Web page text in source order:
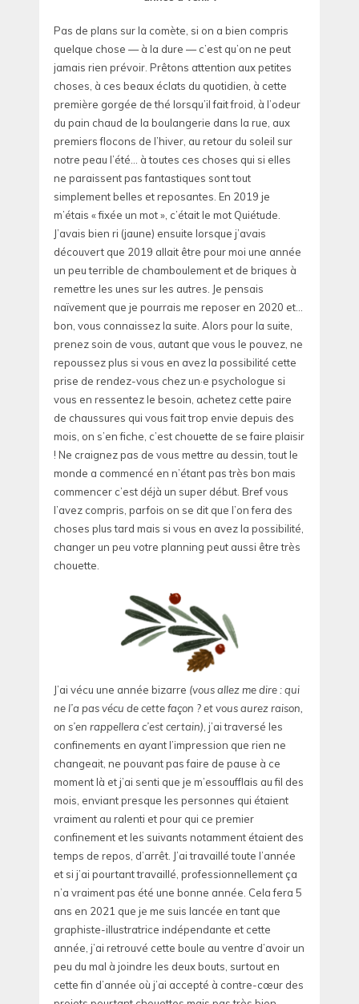
Pas de plans sur la comète, si on a bien compris
quelque chose — à la dure — c’est qu’on ne peut
jamais rien prévoir. Prêtons attention aux petites
choses, à ces beaux éclats du quotidien, à cette
première gorgée de thé lorsqu’il fait froid, à l’odeur
du pain chaud de la boulangerie dans la rue, aux
premiers flocons de l’hiver, au retour du soleil sur
notre peau l’été… à toutes ces choses qui si elles
ne paraissent pas fantastiques sont tout
simplement belles et reposantes. En 2019 je
m’étais « fixée un mot », c’était le mot Quiétude.
J’avais bien ri (jaune) ensuite lorsque j’avais
découvert que 2019 allait être pour moi une année
un peu terrible de chamboulement et de briques à
remettre les unes sur les autres. Je pensais
naïvement que je pourrais me reposer en 2020 et…
bon, vous connaissez la suite. Alors pour la suite,
prenez soin de vous, autant que vous le pouvez, ne
repoussez plus si vous en avez la possibilité cette
prise de rendez-vous chez un·e psychologue si
vous en ressentez le besoin, achetez cette paire
de chaussures qui vous fait trop envie depuis des
mois, on s’en fiche, c’est chouette de se faire plaisir
! Ne craignez pas de vous mettre au dessin, tout le
monde a commencé en n’étant pas très bon mais
commencer c’est déjà un super début. Bref vous
l’avez compris, parfois on se dit que l’on fera des
choses plus tard mais si vous en avez la possibilité,
changer un peu votre planning peut aussi être très
chouette.
J’ai vécu une année bizarre (vous allez me dire : qui
ne l’a pas vécu de cette façon ? et vous aurez raison,
on s’en rappellera c’est certain) , j’ai traversé les
confinements en ayant l’impression que rien ne
changeait, ne pouvant pas faire de pause à ce
moment là et j’ai senti que je m’essoufflais au fil des
mois, enviant presque les personnes qui étaient
vraiment au ralenti et pour qui ce premier
confinement et les suivants notamment étaient des
temps de repos, d’arrêt. J’ai travaillé toute l’année
et si j’ai pourtant travaillé, professionnellement ça
n’a vraiment pas été une bonne année. Cela fera 5
ans en 2021 que je me suis lancée en tant que
graphiste-illustratrice indépendante et cette
année, j’ai retrouvé cette boule au ventre d’avoir un
peu du mal à joindre les deux bouts, surtout en
cette fin d’année où j’ai accepté à contre-cœur des